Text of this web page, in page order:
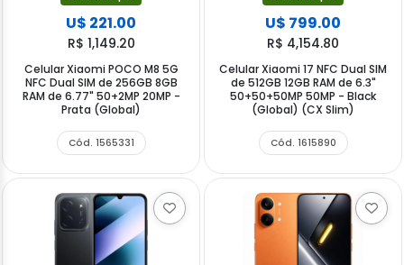
U$ 221.00
R$ 1,149.20
Celular Xiaomi POCO M8 5G
NFC Dual SIM de 256GB 8GB
RAM de 6.77" 50+2MP 20MP -
Prata (Global)
Cód. 1565331
U$ 799.00
R$ 4,154.80
Celular Xiaomi 17 NFC Dual SIM
de 512GB 12GB RAM de 6.3"
50+50+50MP 50MP - Black
(Global) (CX Slim)
Cód. 1615890